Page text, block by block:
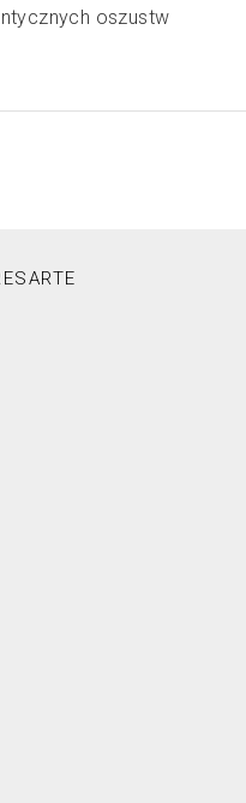
oszustw